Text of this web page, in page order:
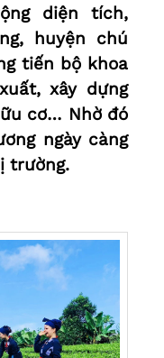
diện tích,
huyện chú
tiến bộ khoa
xây dựng
cơ… Nhờ đó
ngày càng
trường.